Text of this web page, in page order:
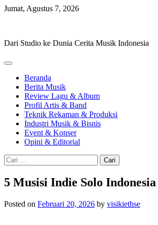
Skip
Jumat, Agustus 7, 2026
Dari Studio ke Dunia Cerita Musik Indonesia
Beranda
Berita Musik
Review Lagu & Album
Profil Artis & Band
Teknik Rekaman & Produksi
Industri Musik & Bisnis
Event & Konser
Opini & Editorial
Cari
untuk:
5 Musisi Indie Solo
Posted on Februari 20, 2026 by visikiethse